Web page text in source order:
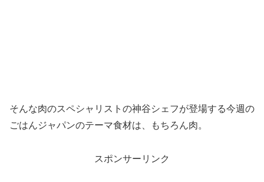
そんな肉のスペシャリストの神谷シェフが登場する今週の
ごはんジャパンのテーマ食材は、もちろん肉。
スポンサーリンク